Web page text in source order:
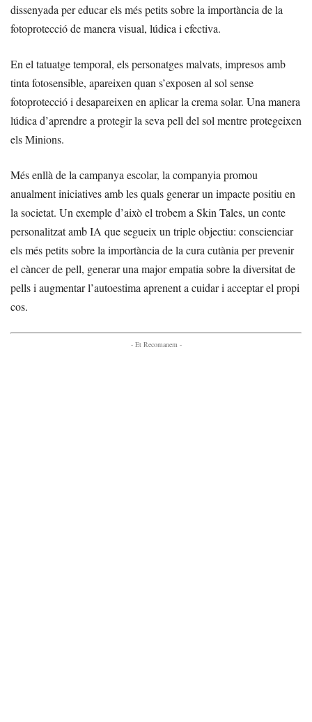
dissenyada per educar els més petits sobre la importància de la
fotoprotecció de manera visual, lúdica i efectiva.
En el tatuatge temporal, els personatges malvats, impresos amb
tinta fotosensible, apareixen quan s’exposen al sol sense
fotoprotecció i desapareixen en aplicar la crema solar. Una manera
lúdica d’aprendre a protegir la seva pell del sol mentre protegeixen
els Minions.
Més enllà de la campanya escolar, la companyia promou
anualment iniciatives amb les quals generar un impacte positiu en
la societat. Un exemple d’això el trobem a Skin Tales, un conte
personalitzat amb IA que segueix un triple objectiu: conscienciar
els més petits sobre la importància de la cura cutània per prevenir
el càncer de pell, generar una major empatia sobre la diversitat de
pells i augmentar l’autoestima aprenent a cuidar i acceptar el propi
cos.
- Et Recomanem -